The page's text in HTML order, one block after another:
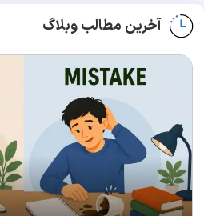
آخرین مطالب وبلاگ